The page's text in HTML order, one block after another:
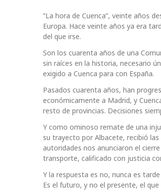
“La hora de Cuenca”, veinte años
Europa. Hace veinte años ya era
del que irse.
Son los cuarenta años de una
sin raíces en la historia, necesario
exigido a Cuenca para con España.
Pasados cuarenta años, han
económicamente a Madrid, y
resto de provincias. Decisiones
Y como ominoso remate de una
su trayecto por Albacete, recibió
autoridades nos anunciaron el
transporte, calificado con justicia
Y la respuesta es no, nunca es
Es el futuro, y no el presente, el